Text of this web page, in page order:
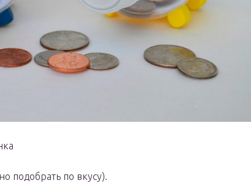
подобрать по вкусу).